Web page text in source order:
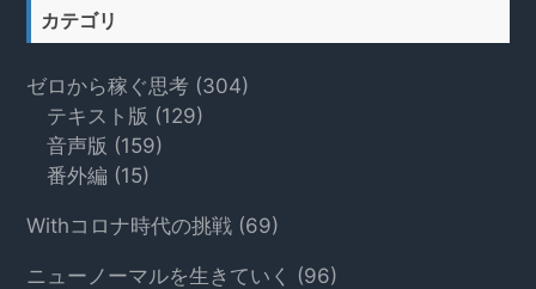
ト
を
検
カテゴリ
ゼロから稼ぐ思考 (304)
テキスト版 (129)
音声版 (159)
番外編 (15)
Withコロナ時代の挑戦 (69)
ニューノーマルを生きていく (96)